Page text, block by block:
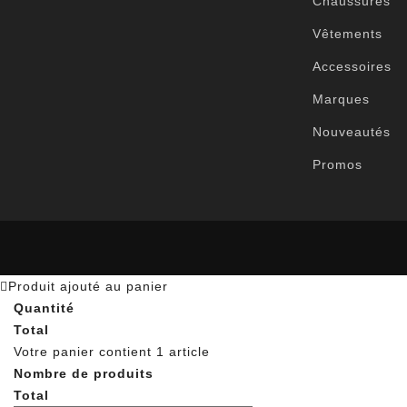
Vêtements
Accessoires
Marques
Nouveautés
Promos
Produit ajouté au panier
Quantité
Total
Votre panier contient 1 article
Nombre de produits
Total